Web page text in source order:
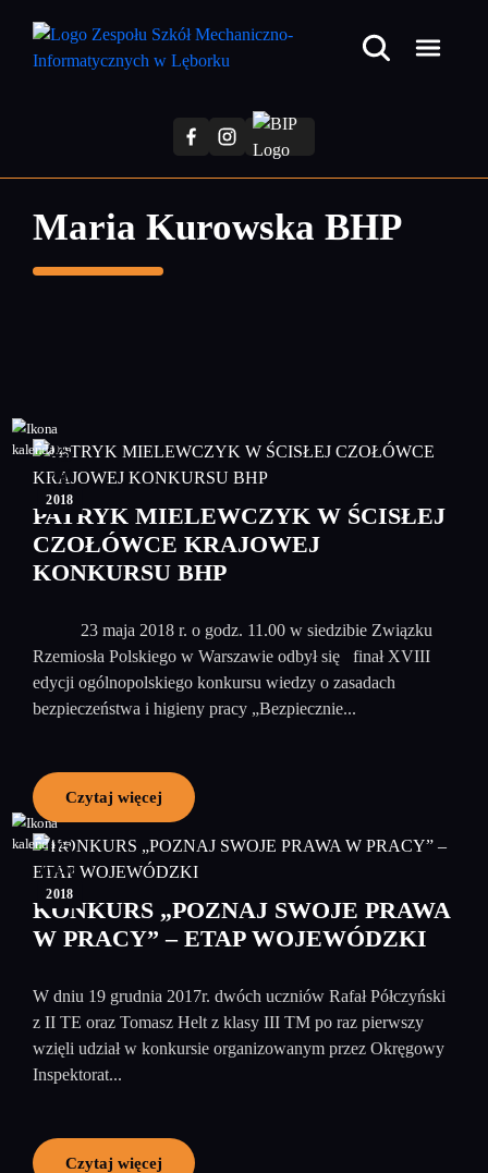
treści
Maria Kurowska BHP
25
maj
2018
PATRYK MIELEWCZYK W ŚCISŁEJ
CZOŁÓWCE KRAJOWEJ
KONKURSU BHP
23 maja 2018 r. o godz. 11.00 w siedzibie Związku
Rzemiosła Polskiego w Warszawie odbył się finał XVIII
edycji ogólnopolskiego konkursu wiedzy o zasadach
bezpieczeństwa i higieny pracy „Bezpiecznie...
Czytaj więcej
05
styczeń
2018
KONKURS „POZNAJ SWOJE PRAWA
W PRACY” – ETAP WOJEWÓDZKI
W dniu 19 grudnia 2017r. dwóch uczniów Rafał Półczyński
z II TE oraz Tomasz Helt z klasy III TM po raz pierwszy
wzięli udział w konkursie organizowanym przez Okręgowy
Inspektorat...
Czytaj więcej